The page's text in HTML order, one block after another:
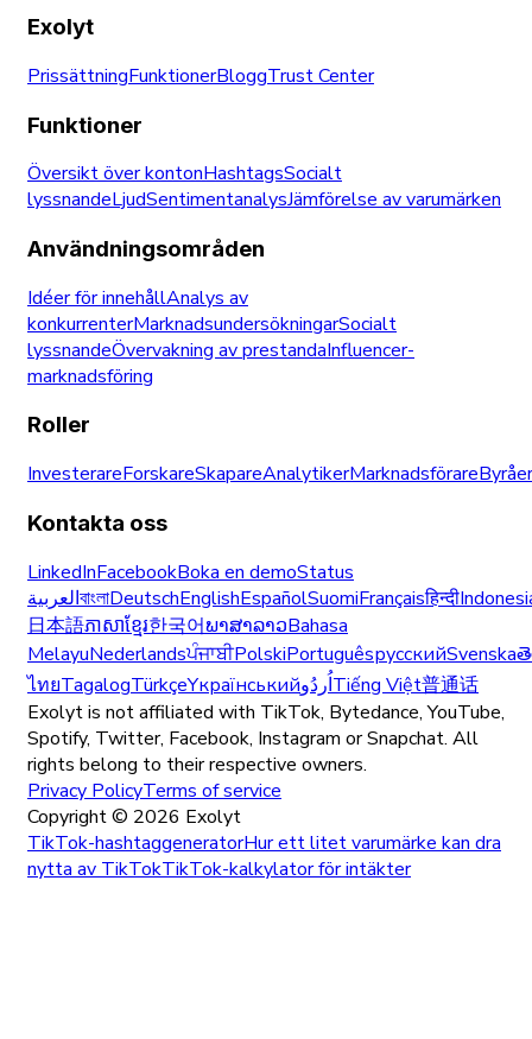
Exolyt
PrissättningFunktionerBloggTrust Center
Funktioner
Översikt över kontonHashtagsSocialt
lyssnandeLjudSentimentanalysJämförelse av varumärken
Användningsområden
Idéer för innehållAnalys av
konkurrenterMarknadsundersökningarSocialt
lyssnandeÖvervakning av prestandaInfluencer-
marknadsföring
Roller
InvesterareForskareSkapareAnalytikerMarknadsförareByråer
Kontakta oss
LinkedInFacebookBoka en demoStatus
العربيةবাংলাDeutschEnglishEspañolSuomiFrançaisहिन्दी
日本語ភាសាខ្មែរ한국어ພາສາລາວBahasa
MelayuNederlandsਪੰਜਾਬੀPolskiPortuguêsрусскийSvenska
ไทยTagalogTürkçeYкраїнськийاُردُوTiếng Việt普通话
Exolyt is not affiliated with TikTok, Bytedance, YouTube,
Spotify, Twitter, Facebook, Instagram or Snapchat. All
rights belong to their respective owners.
Privacy PolicyTerms of service
Copyright © 2026 Exolyt
TikTok-hashtaggeneratorHur ett litet varumärke kan dra
nytta av TikTokTikTok-kalkylator för intäkter